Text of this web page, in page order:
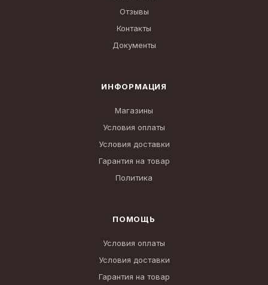
Отзывы
Контакты
Документы
ИНФОРМАЦИЯ
Магазины
Условия оплаты
Условия доставки
Гарантия на товар
Политика
ПОМОЩЬ
Условия оплаты
Условия доставки
Гарантия на товар